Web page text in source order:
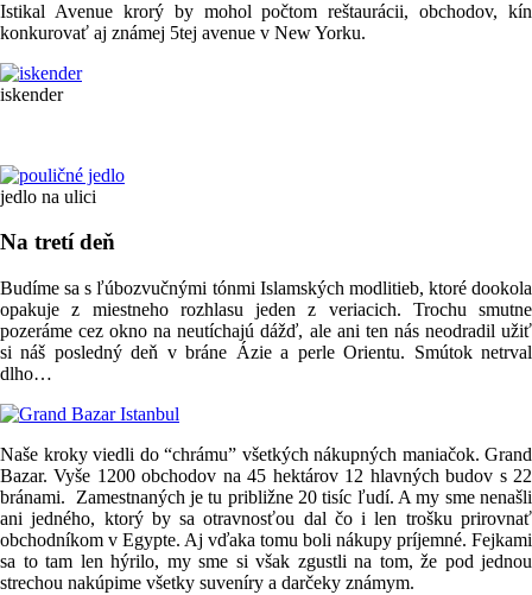
Istikal Avenue krorý by mohol počtom reštaurácii, obchodov, kín
konkurovať aj známej 5tej avenue v New Yorku.
iskender
jedlo na ulici
Na tretí deň
Budíme sa s ľúbozvučnými tónmi Islamských modlitieb, ktoré dookola
opakuje z miestneho rozhlasu jeden z veriacich. Trochu smutne
pozeráme cez okno na neutíchajú dážď, ale ani ten nás neodradil užiť
si náš posledný deň v bráne Ázie a perle Orientu. Smútok netrval
dlho…
Naše kroky viedli do “chrámu” všetkých nákupných maniačok. Grand
Bazar. Vyše 1200 obchodov na 45 hektárov 12 hlavných budov s 22
bránami. Zamestnaných je tu približne 20 tisíc ľudí. A my sme nenašli
ani jedného, ktorý by sa otravnosťou dal čo i len trošku prirovnať
obchodníkom v Egypte. Aj vďaka tomu boli nákupy príjemné. Fejkami
sa to tam len hýrilo, my sme si však zgustli na tom, že pod jednou
strechou nakúpime všetky suveníry a darčeky známym.